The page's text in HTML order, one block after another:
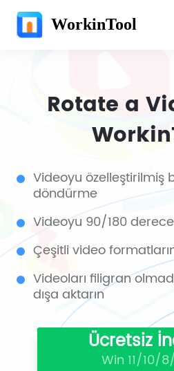
WorkinTool
Rotate a
Videoyu özelleştirilmiş
döndürme
Videoyu 90/180
Çeşitli video
Videoları filigran
dışa aktarın
Ücretsiz
Win 11/10/